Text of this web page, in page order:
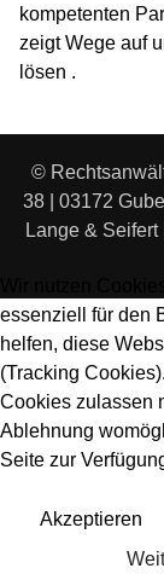
kompetenten
zeigt Wege auf
lösen .
©
38 | 03172
Lange & Seifert
essenziell für den
helfen, diese
(Tracking
Cookies zulassen
Ablehnung
Seite zur
Akzeptieren